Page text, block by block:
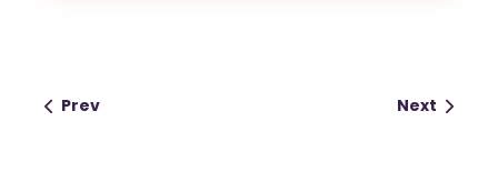
Prev Next